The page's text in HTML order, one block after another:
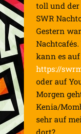
toll und der
SWR
Gestern
kann es
https://
oder auf
Morgen
Kenia/
sehr auf
dort?